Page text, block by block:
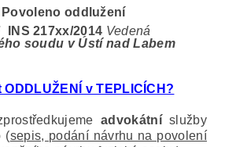
Povoleno oddlužení
INS 217xx/2014 Vedená
soudu v Ústí nad Labem
v TEPLICÍCH?
advokátníslužby
(sepis, podání návrhu na povolení